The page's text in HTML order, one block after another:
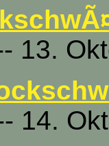
13.
14.